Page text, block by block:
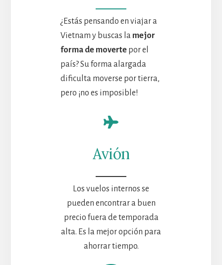
¿Estás pensando en viajar a
Vietnam y buscas la mejor
forma de movertepor el
país? Su forma alargada
dificulta moverse por tierra,
pero ¡no es imposible!
Avión
Los vuelos internos se
pueden encontrar a buen
precio fuera de temporada
alta. Es la mejor opción para
ahorrar tiempo.